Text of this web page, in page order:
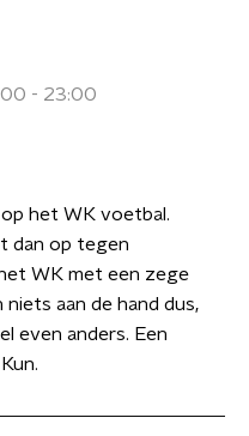
- 23:00
het WK voetbal.
dan op tegen
WK met een zege
aan de hand dus,
even anders. Een